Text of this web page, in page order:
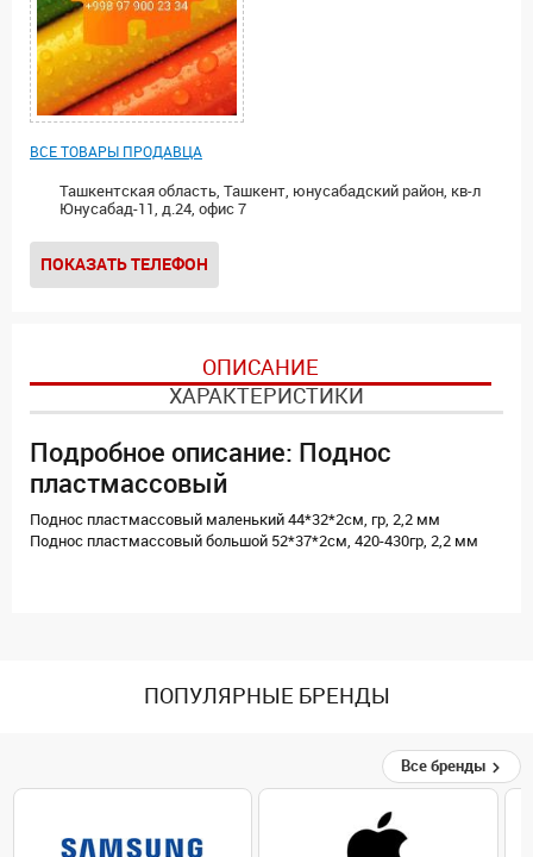
ВСЕ ТОВАРЫ ПРОДАВЦА
Ташкентская область, Ташкент, юнусабадский район, кв-л
Юнусабад-11, д.24, офис 7
ПОКАЗАТЬ ТЕЛЕФОН
ОПИСАНИЕ
ХАРАКТЕРИСТИКИ
Подробное описание: Поднос
пластмассовый
Поднос пластмассовый маленький 44*32*2см, гр, 2,2 мм
Поднос пластмассовый большой 52*37*2см, 420-430гр, 2,2 мм
ПОПУЛЯРНЫЕ БРЕНДЫ
Все бренды